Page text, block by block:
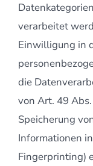
verarbeitet
Einwilligung in
die
von Art. 49
Speicherung
Informationen
Fingerprinting)